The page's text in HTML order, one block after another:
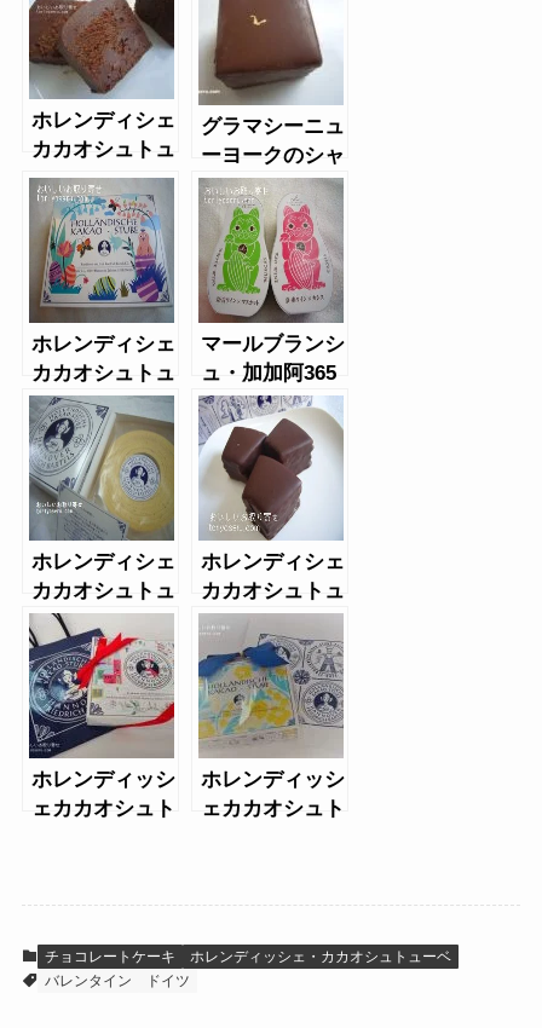
ホレンディシェ
カカオシュトュ
ーベのショコラ
ーデン
グラマシーニュ
ーヨークのシャ
ンパーニュブラ
ウニー
ホレンディシェ
カカオシュトュ
ーベのオランジ
ェバウムシュピ
ッツ
マールブランシ
ュ・加加阿365
のまるレーズン
チョコ・チョコ
ケーキ
ホレンディシェ
カカオシュトュ
ーベ
ホレンディシェ
カカオシュトュ
ーベのバウムシ
ュピッツ
ホレンディッシ
ェカカオシュト
ホレンディッシ
ェカカオシュト
チョコレートケーキ
ホレンディッシェ・カカオシュトューベ
バレンタイン
ドイツ